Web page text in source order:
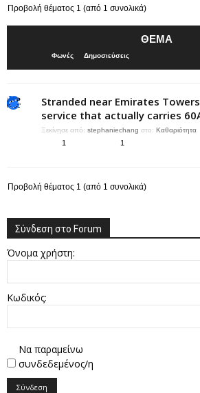
Προβολή θέματος 1 (από 1 συνολικά)
ΘΈΜΑ
Φωνές Δημοσιεύσεις
Stranded near Emirates
service that actually carries
Ξεκίνησε από: stephaniechang στο: Καθαριότητα
1 1
Προβολή θέματος 1 (από 1 συνολικά)
Σύνδεση στο Forum
Όνομα χρήστη:
Κωδικός:
Να παραμείνω
συνδεδεμένος/η
Σύνδεση